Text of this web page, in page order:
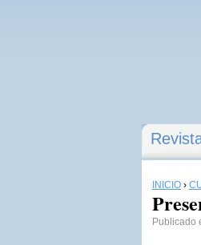
INICIO ›
Publicado